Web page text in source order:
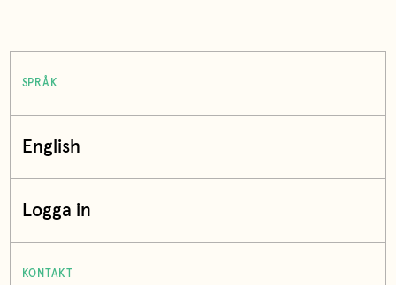
SPRÅK
English
Logga in
KONTAKT